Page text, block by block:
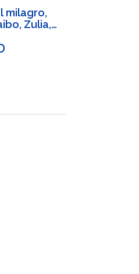
milagro,
Zulia,